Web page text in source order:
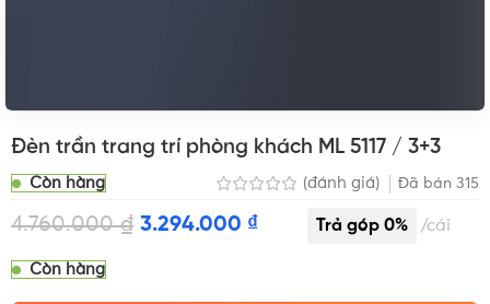
Đèn trần trang trí phòng khách ML 5117 / 3+3
Còn hàng (đánh giá) Đã bán 315
4.760.000₫ 3.294.000 ₫ cái
Còn hàng